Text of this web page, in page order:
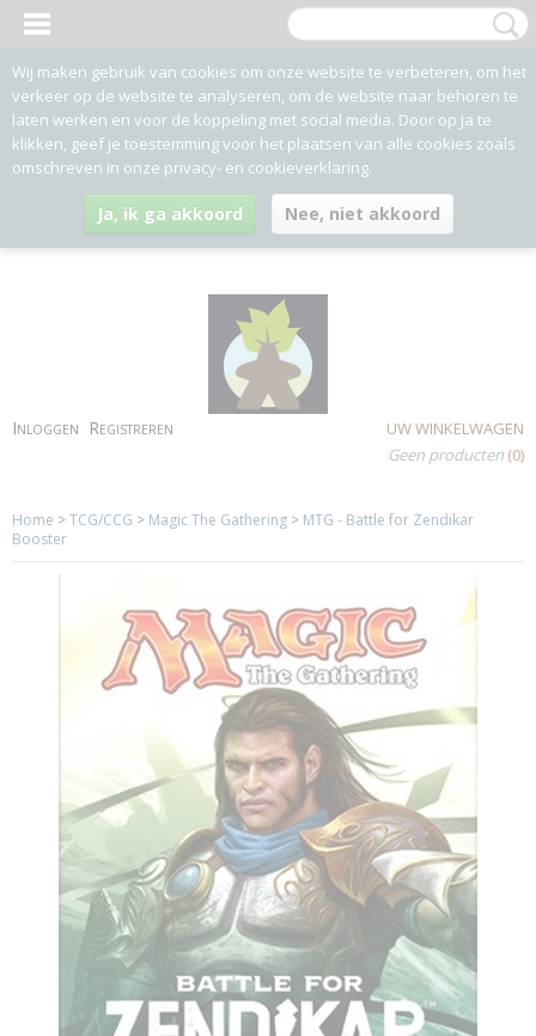
Inloggen Registreren
UW WINKELWAGEN
Geen producten (0)
Home >TCG/CCG > Magic The Gathering > MTG - Battle for Zendikar
Booster
Wij maken gebruik van cookies om onze website te verbeteren, om het
verkeer op de website te analyseren, om de website naar behoren te
laten werken en voor de koppeling met social media. Door op Ja te
klikken, geef je toestemming voor het plaatsen van alle cookies zoals
omschreven in onze privacy- en cookieverklaring.
Ja, ik ga akkoord Nee, niet akkoord